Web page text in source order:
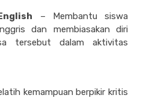
– Membantu siswa
dan membiasakan diri
tersebut dalam aktivitas
kemampuan berpikir kritis